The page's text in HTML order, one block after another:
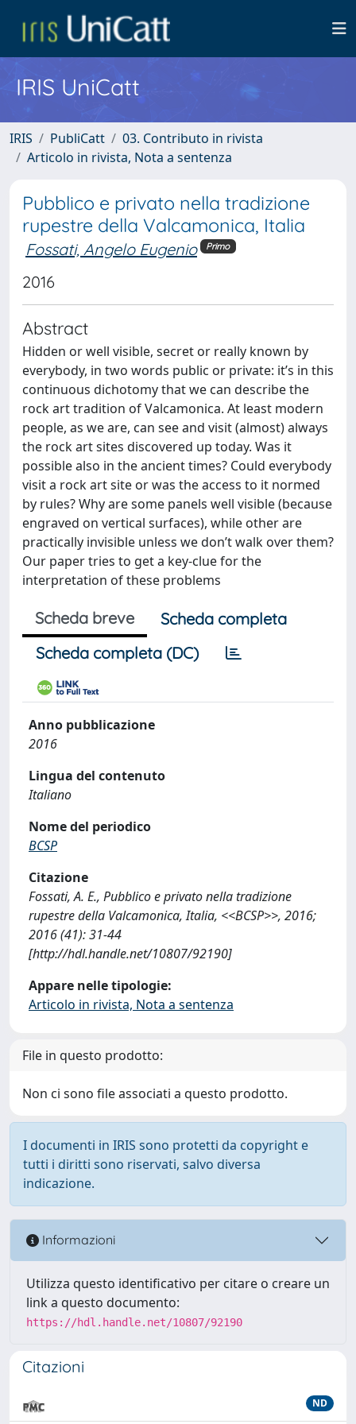
IRIS UniCatt
IRIS PubliCatt
03. Contributo in rivista
Articolo in rivista, Nota a sentenza
Pubblico e privato nella tradizione
rupestre della Valcamonica, Italia
Fossati, Angelo Eugenio Primo
2016
Abstract
Hidden or well visible, secret or really known by
everybody, in two words public or private: it’s in this
continuous dichotomy that we can describe the
rock art tradition of Valcamonica. At least modern
people, as we are, can see and visit (almost) always
the rock art sites discovered up today. Was it
possible also in the ancient times? Could everybody
visit a rock art site or was the access to it normed
by rules? Why are some panels well visible (because
engraved on vertical surfaces), while other are
practically invisible unless we don’t walk over them?
Our paper tries to get a key-clue for the
interpretation of these problems
Scheda breve
Scheda completa
Scheda completa (DC)
Anno pubblicazione
2016
Lingua del contenuto
Italiano
Nome del periodico
BCSP
Citazione
Fossati, A. E., Pubblico e privato nella tradizione
rupestre della Valcamonica, Italia, <<BCSP>>, 2016;
2016 (41): 31-44
[http://hdl.handle.net/10807/92190]
Appare nelle tipologie:
Articolo in rivista, Nota a sentenza
File in questo prodotto:
Non ci sono file associati a questo prodotto.
I documenti in IRIS sono protetti da copyright e
tutti i diritti sono riservati, salvo diversa
indicazione.
Informazioni
Utilizza questo identificativo per citare o creare un
link a questo documento:
https://hdl.handle.net/10807/92190
Citazioni
ND